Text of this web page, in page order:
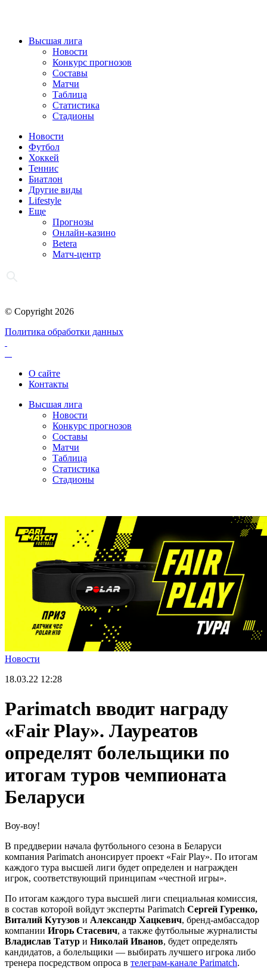
Высшая лига
Новости
Конкурс прогнозов
Составы
Матчи
Таблица
Статистика
Стадионы
Новости
Футбол
Хоккей
Теннис
Биатлон
Другие виды
Lifestyle
Еще
Прогнозы
Онлайн-казино
Betera
Матч-центр
© Copyright 2026
Политика обработки данных
О сайте
Контакты
Высшая лига
Новости
Конкурс прогнозов
Составы
Матчи
Таблица
Статистика
Стадионы
Новости
18.03.22 12:28
Parimatch вводит награду
«Fair Play». Лауреатов
определят болельщики по
итогам туров чемпионата
Беларуси
Воу-воу!
В преддверии начала футбольного сезона в Беларуси
компания Parimatch анонсирует проект «Fair Play». По итогам
каждого тура высшей лиги будет определен и награжден
игрок, соответствующий принципам «честной игры».
По итогам каждого тура высшей лиги специальная комиссия,
в состав которой войдут эксперты Parimatch Сергей Гуренко,
Виталий Кутузов и Александр Хацкевич, бренд-амбассадор
компании Игорь Стасевич, а также футбольные журналисты
Владислав Татур и Николай Иванов, будет определять
кандидатов, а болельщики — выбирать лучшего игрока либо
тренера посредством опроса в телеграм-канале Parimatch.